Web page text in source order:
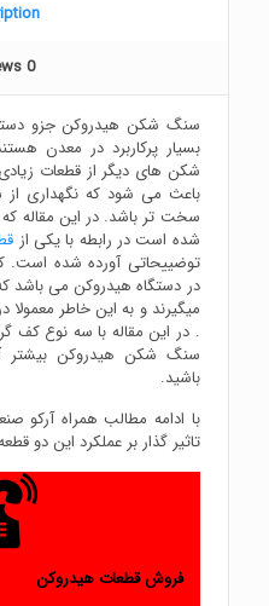
0
سنگ شکن هیدروکن جزو
بسیار پرکاربرد در معدن
شکن های دیگر از قطعات
باعث می شود که نگهداری
سخت تر باشد. در این مقاله
شده است در رابطه با یکی از
توضییحاتی آورده شده است.
در دستگاه هیدروکن می باشد
میگیرند و به این خاطر
. در این مقاله با سه نوع کف
سنگ شکن هیدروکن بیشتر
باشید.
با ادامه مطالب همراه آرکو
تاثیر گذار بر عملکرد این دو
فروش قطعات هیدروکن